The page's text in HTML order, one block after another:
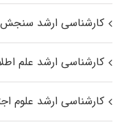
کارشناسی ارشد سنجش
کارشناسی ارشد علم
کارشناسی ارشد علوم